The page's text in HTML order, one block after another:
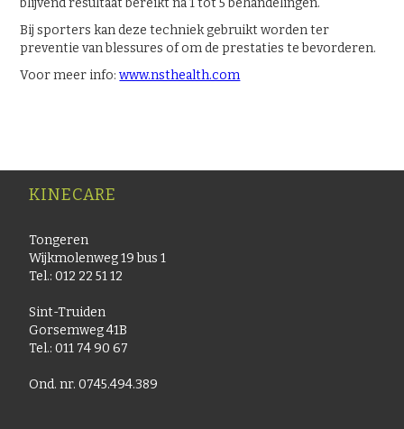
blijvend resultaat bereikt na 1 tot 5 behandelingen.
Bij sporters kan deze techniek gebruikt worden ter
preventie van blessures of om de prestaties te bevorderen.
Voor meer info:www.nsthealth.com
KINECARE
Tongeren
Wijkmolenweg 19 bus 1
Tel.: 012 22 51 12
Sint-Truiden
Gorsemweg 41B
Tel.: 011 74 90 67
Ond. nr. 0745.494.389